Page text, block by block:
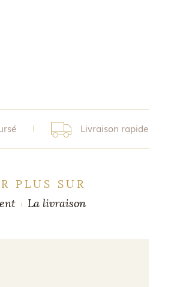
Livraison rapide
PLUS SUR
La livraison